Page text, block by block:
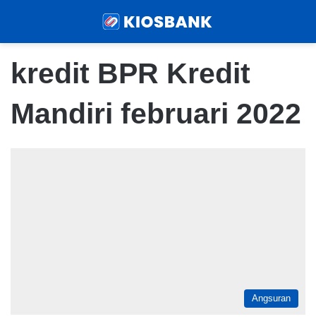
kredit BPR Kredit
Mandiri februari 2022
Angsuran